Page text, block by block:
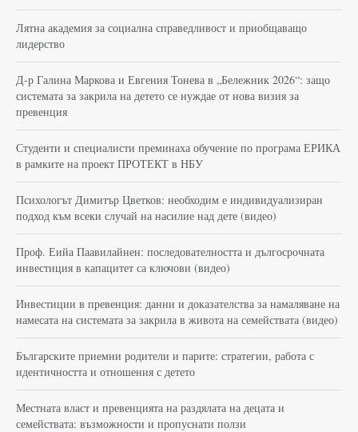
Лятна академия за социална справедливост и приобщаващо
лидерство
Д-р Галина Маркова и Евгения Тонева в „Бележник 2026“: защо
системата за закрила на детето се нуждае от нова визия за
превенция
Студенти и специалисти преминаха обучение по програма ЕРИКА
в рамките на проект ПРОТЕКТ в НБУ
Психологът Димитър Цветков: необходим е индивидуализиран
подход към всеки случай на насилие над дете (видео)
Проф. Еийа Паавилайнен: последователността и дългосрочната
инвестиция в капацитет са ключови (видео)
Инвестиции в превенция: данни и доказателства за намаляване на
намесата на системата за закрила в живота на семействата (видео)
Българските приемни родители и парите: стратегии, работа с
идентичността и отношения с детето
Местната власт и превенцията на раздялата на децата и
семействата: възможности и пропуснати ползи